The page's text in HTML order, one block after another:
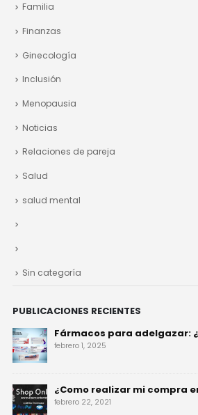
Familia
Finanzas
Ginecología
Inclusión
Menopausia
Noticias
Relaciones de pareja
Salud
salud mental
Sin categoría
PUBLICACIONES RECIENTES
Fármacos para adelgazar:
febrero 1, 2025
¿Como realizar mi compra
febrero 22, 2021